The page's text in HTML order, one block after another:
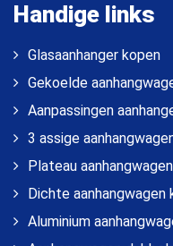
Handige links
Glasaanhanger kopen
Gekoelde
Aanpassingen
3 assige
Plateau
Dichte aanhangwagen
Aluminium